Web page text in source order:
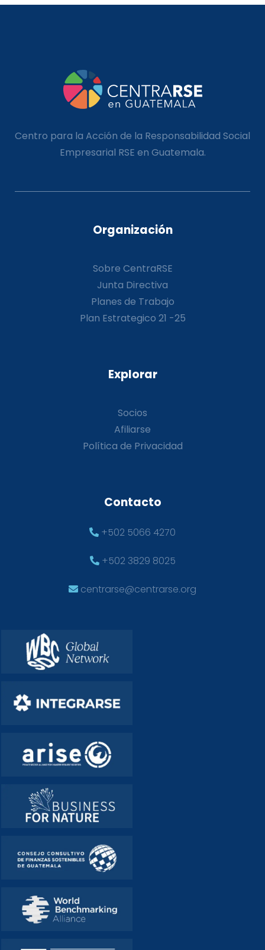
Centro para la Acción de la Responsabilidad Social
Empresarial RSE en Guatemala.
Organización
Sobre CentraRSE
Junta Directiva
Planes de Trabajo
Plan Estrategico 21 -25
Explorar
Socios
Afiliarse
Política de Privacidad
Contacto
+502 5066 4270
+502 3829 8025
centrarse@centrarse.org